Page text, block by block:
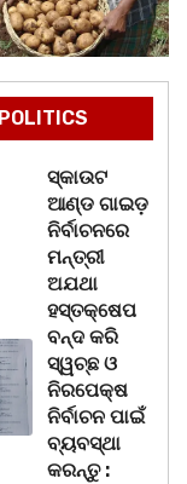
POLITICS
ସ୍କାଉଟ
ଆଣ୍ଡ ଗାଇଡ଼
ନିର୍ବାଚନରେ
ମନ୍ତ୍ରୀ
ଅଯଥା
ହସ୍ତକ୍ଷେପ
ବନ୍ଦ କରି
ସ୍ୱଚ୍ଛ ଓ
ନିରପେକ୍ଷ
ନିର୍ବାଚନ ପାଇଁ
ବ୍ୟବସ୍ଥା
କରନ୍ତୁ :